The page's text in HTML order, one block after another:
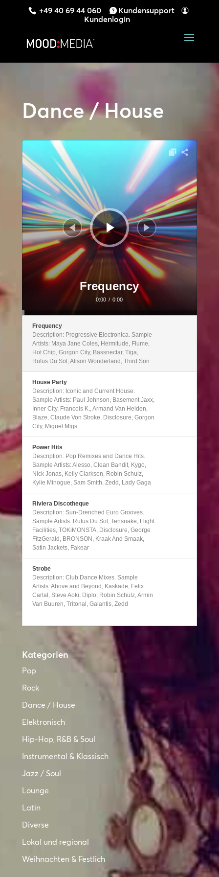
+49 40 69 44 060
Kundensupport
Kundenlogin
Dance / House
Audio-
Frequency
0:00 / 0:00
Frequency
Description: Progressive Electronica. Sample
Artists: Maya Jane Coles, Hermitude, Flume,
Hot Chip, Gorgon City, Bassnectar, Tiga,
Rufus Du Sol, Alison Wonderland, Third Son
House Party
Description: Iconic and Current House.
Sample Artists: Paul Johnson, Basement Jaxx,
Inner City, Francois K., Armand Van Helden,
Blaze, Claude Von Stroke, Disclosure, Gorgon
City, Miguel Migs
Power Hits
Description: Pop Remixes and Dance Hits.
Sample Artists: Alesso, Clean Bandit, Kygo,
Nick Jonas, Kelly Clarkson, Robin Schulz,
Kylie Minogue, Sam Smith, Zedd, Lady Gaga
Riviera Discotheque
Description: Sun-Drenched Euro Grooves.
Sample Artists: Rufus Du Sol, Tensnake, Flight
Facilities, TOKiMONSTA, Disclosure, George
FitzGerald, BRONSON, Kraak And Smaak,
Satin Jackets, Fakear
Strobe
Description: Club Dance Mixes. Sample
Artists: Above and Beyond, Kaskade, Felix
Cartal, Steve Aoki, Diplo, Robin Schulz, Armin
Van Buuren, Tritonal, Galantis, Zedd
Kategorien
Pop
Rock
Dance / House
Elektronisch
Hip-Hop, R&B & Soul
Instrumental & Klassisch
Jazz / Soul
Lounge
Latin
Diverse
Lokal und regional
Weihnachten & Festlich